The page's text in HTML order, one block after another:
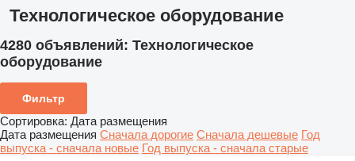
Технологическое оборудование
4280 объявлений: Технологическое
оборудование
Фильтр
Сортировка: Дата размещения
Дата размещения Сначала дорогие Сначала дешевые Год
выпуска - сначала новые Год выпуска - сначала старые